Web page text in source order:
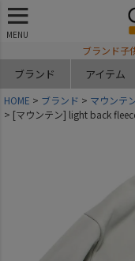
MENU
ブランド子
ブランド アイテム
HOME ブランド
マウンテ
[マウンテン] light back